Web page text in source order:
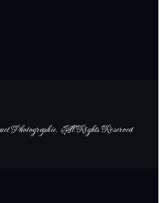
Photographie. All Rights Reserved